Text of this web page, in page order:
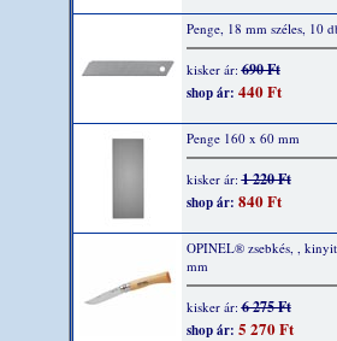
Penge, 18 mm széles, 10
kisker ár:690 Ft
shop ár: 440 Ft
Penge 160 x 60 mm
kisker ár:1 220 Ft
shop ár: 840 Ft
OPINEL® zsebkés, ,
mm
kisker ár:6 275 Ft
shop ár: 5 270 Ft